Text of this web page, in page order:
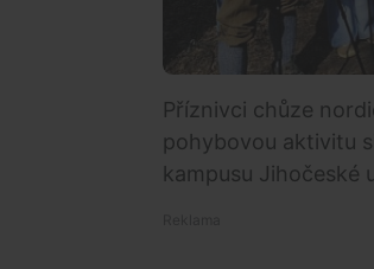
Příznivci chůze
pohybovou aktivitu
kampusu Jihočeské